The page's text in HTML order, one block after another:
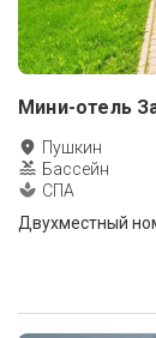
Мини-отель
Пушкин
Бассейн
СПА
Двухместный